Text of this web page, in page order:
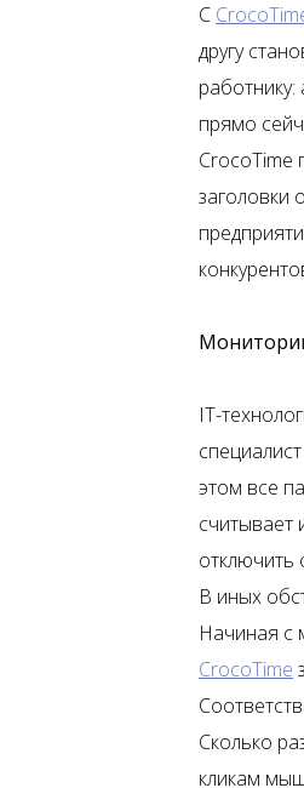
С
другу
прямо
CrocoTime
заголовки
IT-
этом все
считывает
отключить
В иных
Начиная с
CrocoTime
Сколько
кликам